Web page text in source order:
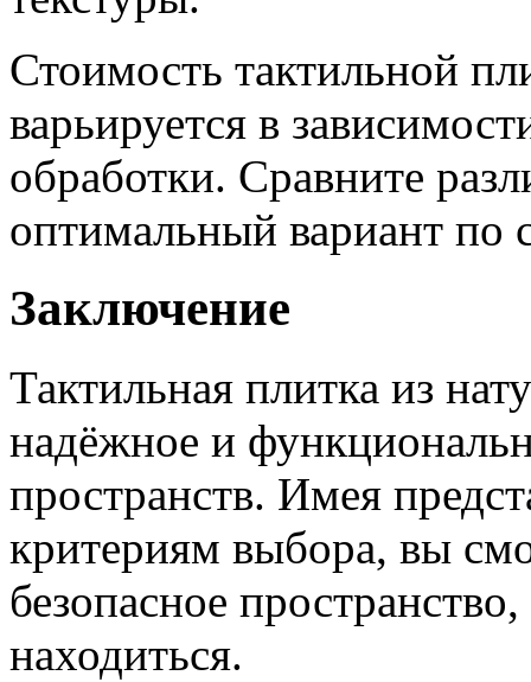
Стоимость тактильной
варьируется в
обработки. Сравните
оптимальный вариант по
Заключение
Тактильная плитка из
надёжное и
пространств. Имея
критериям выбора, вы
безопасное
находиться.